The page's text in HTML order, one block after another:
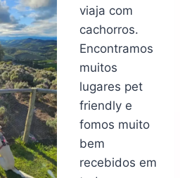
viaja com
cachorros.
Encontramos
muitos
lugares pet
friendly e
fomos muito
bem
recebidos em